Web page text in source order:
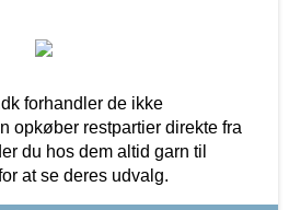
forhandler de ikke
opkøber restpartier direkte fra
du hos dem altid garn til
at se deres udvalg.